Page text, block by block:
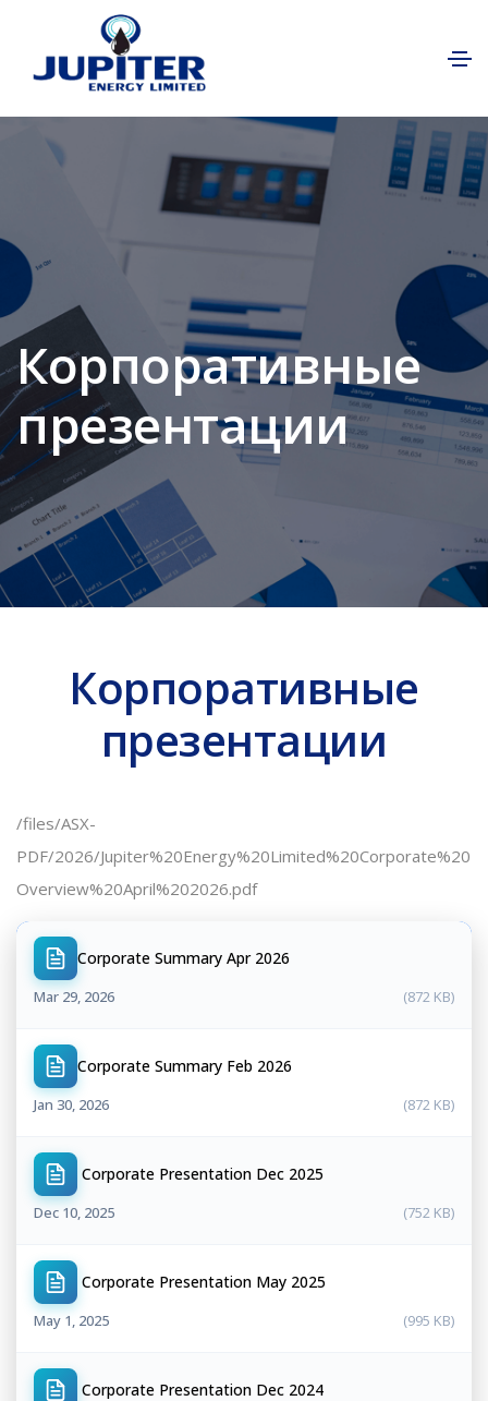
Корпоративные
презентации
Корпоративные
презентации
/files/ASX-
PDF/2026/Jupiter%20Energy%20Limited%20Corporate%20
Overview%20April%202026.pdf
Mar 29, 2026
Corporate Summary Apr 2026
(872 KB)
Jan 30, 2026
Corporate Summary Feb 2026
(872 KB)
Dec 10, 2025
Corporate Presentation Dec 2025
(752 KB)
May 1, 2025
Corporate Presentation May 2025
(995 KB)
Corporate Presentation Dec 2024